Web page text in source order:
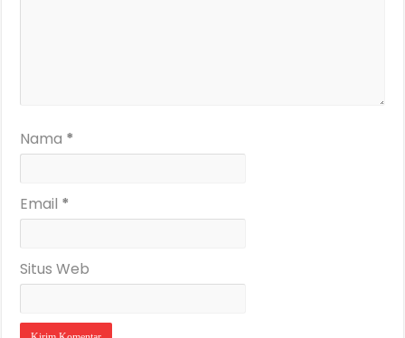
Nama *
Email *
Situs Web